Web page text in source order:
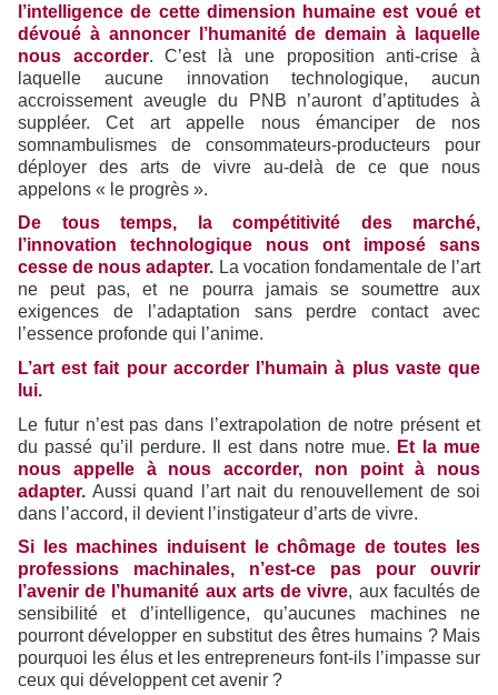
l’intelligence de cette dimension humaine est voué et
dévoué à annoncer l’humanité de demain à laquelle
nous accorder. C’est là une proposition anti-crise à
laquelle aucune innovation technologique, aucun
accroissement aveugle du PNB n’auront d’aptitudes à
suppléer. Cet art appelle nous émanciper de nos
somnambulismes de consommateurs-producteurs pour
déployer des arts de vivre au-delà de ce que nous
appelons « le progrès ».
De tous temps, la compétitivité des marché,
l’innovation technologique nous ont imposé sans
cesse de nous adapter. La vocation fondamentale de l’art
ne peut pas, et ne pourra jamais se soumettre aux
exigences de l’adaptation sans perdre contact avec
l’essence profonde qui l’anime.
L’art est fait pour accorder l’humain à plus vaste que
lui.
Le futur n’est pas dans l’extrapolation de notre présent et
du passé qu’il perdure. Il est dans notre mue. Et la mue
nous appelle à nous accorder, non point à nous
adapter. Aussi quand l’art nait du renouvellement de soi
dans l’accord, il devient l’instigateur d’arts de vivre.
Si les machines induisent le chômage de toutes les
professions machinales, n’est-ce pas pour ouvrir
l’avenir de l’humanité aux arts de vivre, aux facultés de
sensibilité et d’intelligence, qu’aucunes machines ne
pourront développer en substitut des êtres humains ? Mais
pourquoi les élus et les entrepreneurs font-ils l’impasse sur
ceux qui développent cet avenir ?